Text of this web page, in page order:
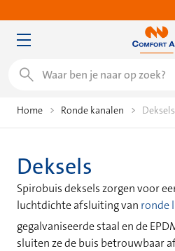
Zoeken
Home Ronde kanalen Deksels
Deksels
Spirobuis deksels zorgen voor
luchtdichte afsluiting van ronde
gegalvaniseerde staal en de
sluiten ze de buis betrouwbaar